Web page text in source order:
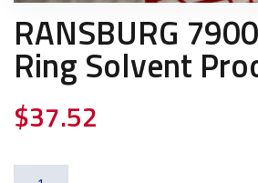
RANSBURG
Ring Solvent
$37.52
RANSBURG